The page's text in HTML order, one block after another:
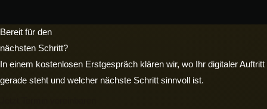
Bereit für den
nächsten Schritt?
In einem kostenlosen Erstgespräch klären wir, wo Ihr digitaler Auftritt
gerade steht und welcher nächste Schritt sinnvoll ist.